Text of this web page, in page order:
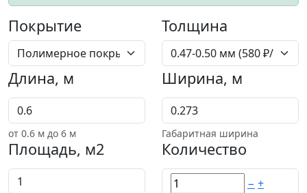
Покрытие Толщина
Длина, м
от 0.6 м до 6 м
Ширина, м
Габаритная ширина
Площадь, м2 Количество
− +